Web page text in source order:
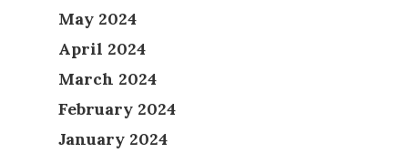
May 2024
April 2024
March 2024
February 2024
January 2024